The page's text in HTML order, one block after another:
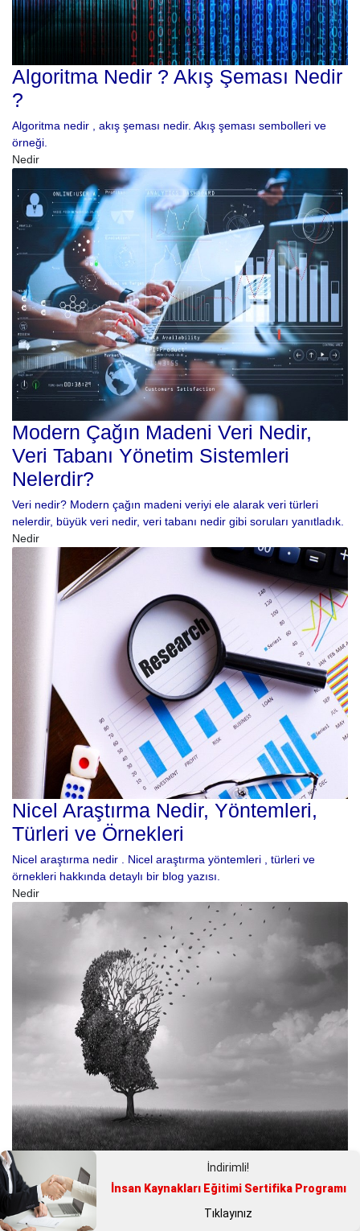
Algoritma Nedir ? Akış Şeması Nedir
?
Algoritma nedir , akış şeması nedir. Akış şeması sembolleri ve
örneği.
Nedir
Modern Çağın Madeni Veri Nedir,
Veri Tabanı Yönetim Sistemleri
Nelerdir?
Veri nedir? Modern çağın madeni veriyi ele alarak veri türleri
nelerdir, büyük veri nedir, veri tabanı nedir gibi soruları yanıtladık.
Nedir
Nicel Araştırma Nedir, Yöntemleri,
Türleri ve Örnekleri
Nicel araştırma nedir . Nicel araştırma yöntemleri , türleri ve
örnekleri hakkında detaylı bir blog yazısı.
Nedir
Hipotez Nedir ? Hipotez Nasıl Yazılır
?
Hipotez Nedir ? Hipotez Nasıl Yazılır ? Hipotez örneklerini görmek
İndirimli!
İnsan Kaynakları Eğitimi Sertifika Programı
Tıklayınız